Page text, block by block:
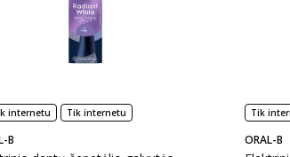
internetu Tik internetu
B
Tik
ORAL-B